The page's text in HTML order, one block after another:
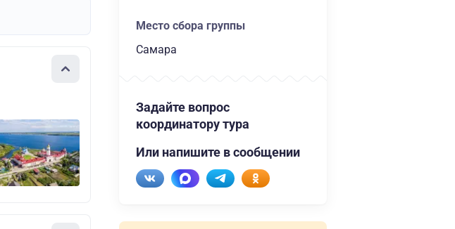
Место сбора группы
Самара
Задайте вопрос
координатору тура
Или напишите в сообщении